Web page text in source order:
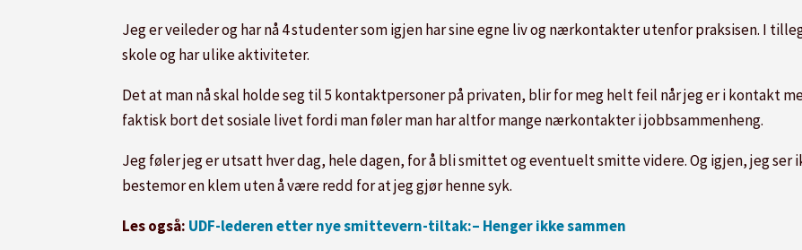
Jeg er veileder og har nå 4 studenter som igjen har sine egne liv og nærkontakter utenfor praksisen. I
skole og har ulike aktiviteter.
Det at man nå skal holde seg til 5 kontaktpersoner på privaten, blir for meg helt feil når jeg er i kontakt
faktisk bort det sosiale livet fordi man føler man har altfor mange nærkontakter i jobbsammenheng.
Jeg føler jeg er utsatt hver dag, hele dagen, for å bli smittet og eventuelt smitte videre. Og igjen, jeg ser
bestemor en klem uten å være redd for at jeg gjør henne syk.
Les også: UDF-lederen etter nye smittevern-tiltak:– Henger ikke sammen